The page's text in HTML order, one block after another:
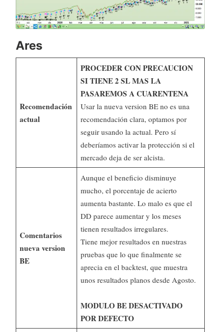
Ares
Recomendación
actual
PROCEDER CON PRECAUCION
SI TIENE 2 SL MAS LA
PASAREMOS A CUARENTENA
Usar la nueva version BE no es una
recomendación clara, optamos por
seguir usando la actual. Pero sí
deberíamos activar la protección si el
mercado deja de ser alcista.
Comentarios
nueva version
BE
Aunque el beneficio disminuye
mucho, el porcentaje de acierto
aumenta bastante. Lo malo es que el
DD parece aumentar y los meses
tienen resultados irregulares.
Tiene mejor resultados en nuestras
pruebas que lo que finalmente se
aprecia en el backtest, que muestra
unos resultados planos desde Agosto.
MODULO BE DESACTIVADO
POR DEFECTO